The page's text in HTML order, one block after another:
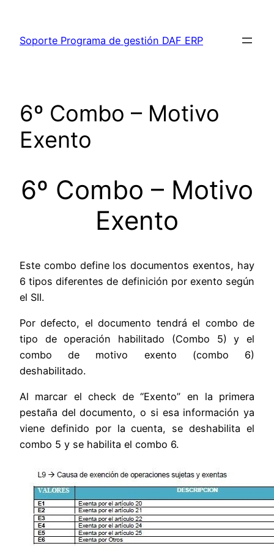
contenido
Soporte Programa de gestión DAF ERP
6º Combo – Motivo
Exento
6º Combo – Motivo
Exento
Este combo define los documentos exentos, hay
6 tipos diferentes de definición por exento según
el SII.
Por defecto, el documento tendrá el combo de
tipo de operación habilitado (Combo 5) y el
combo de motivo exento (combo 6)
deshabilitado.
Al marcar el check de “Exento” en la primera
pestaña del documento, o si esa información ya
viene definido por la cuenta, se deshabilita el
combo 5 y se habilita el combo 6.